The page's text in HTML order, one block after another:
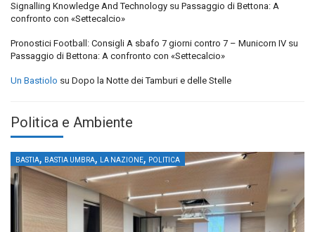
Signalling Knowledge And Technology su Passaggio di Bettona: A
confronto con «Settecalcio»
Pronostici Football: Consigli A sbafo 7 giorni contro 7 – Municorn IV su
Passaggio di Bettona: A confronto con «Settecalcio»
Un Bastiolo su Dopo la Notte dei Tamburi e delle Stelle
Politica e Ambiente
BASTIA, BASTIA UMBRA, LA NAZIONE, POLITICA